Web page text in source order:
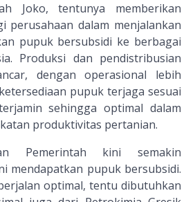
Joko, tentunya memberikan
perusahaan dalam menjalankan
pupuk bersubsidi ke berbagai
Produksi dan pendistribusian
dengan operasional lebih
pupuk terjaga sesuai
sehingga optimal dalam
produktivitas pertanian.
Pemerintah kini semakin
mendapatkan pupuk bersubsidi.
optimal, tentu dibutuhkan